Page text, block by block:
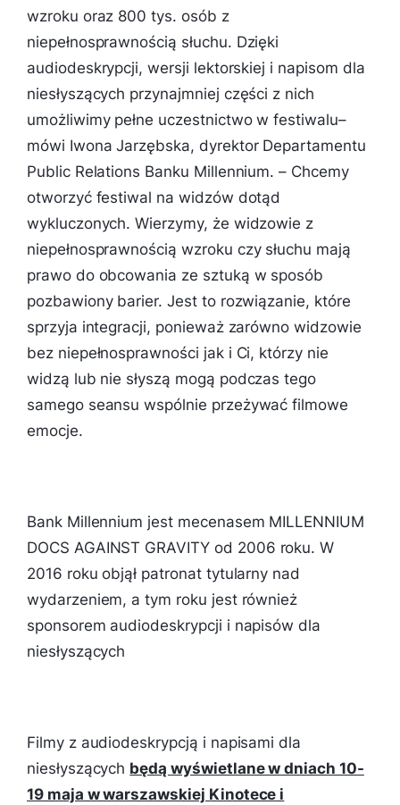
wzroku oraz 800 tys. osób z
niepełnosprawnością słuchu. Dzięki
audiodeskrypcji, wersji lektorskiej i napisom dla
niesłyszących przynajmniej części z nich
umożliwimy pełne uczestnictwo w festiwalu–
mówi Iwona Jarzębska, dyrektor Departamentu
Public Relations Banku Millennium. – Chcemy
otworzyć festiwal na widzów dotąd
wykluczonych. Wierzymy, że widzowie z
niepełnosprawnością wzroku czy słuchu mają
prawo do obcowania ze sztuką w sposób
pozbawiony barier. Jest to rozwiązanie, które
sprzyja integracji, ponieważ zarówno widzowie
bez niepełnosprawności jak i Ci, którzy nie
widzą lub nie słyszą mogą podczas tego
samego seansu wspólnie przeżywać filmowe
emocje.
Bank Millennium jest mecenasem MILLENNIUM
DOCS AGAINST GRAVITY od 2006 roku. W
2016 roku objął patronat tytularny nad
wydarzeniem, a tym roku jest również
sponsorem audiodeskrypcji i napisów dla
niesłyszących
Filmy z audiodeskrypcją i napisami dla
niesłyszących będą wyświetlane w dniach 10-
19 maja w warszawskiej Kinotece i